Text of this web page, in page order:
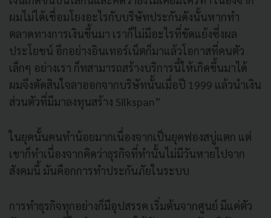
ผมไม่ได้เชื่อมโยงอะไรกับบริษัทประกันดังนั้นหากทำ
ตลาดทางการเงินขึ้นมา เราก็ไม่มีอะไรที่ขัดแย้งซึ่งผล
ประโยชน์ อีกอย่างอินเทอร์เน็ตก็มาแล้วโอกาสที่คนตัว
เล็กๆ อย่างเรา ก็ทสามารถสร้างบริการนี้ให้เกิดขึ้นมาได้
ผมจึงตัดสินใจลาออกจากบริษัทนั้นเมื่อปี 1999 แล้วนำเงิน
ส่วนตัวที่มีมาลงทุนสร้าง Silkspan”
ในยุคนั้นคนทำน้อยมากเนื่องจากเป็นยุคฟองสบู่แตก แต่
เขาก็ทำเนื่องจากคิดว่าธุรกิจที่ทำนั้นไม่มีวันหายไปจาก
สังคมนี้ มันคือกการทำประกันภัยในระบบ
การทำธุรกิจทุกอย่างก็มีอุปสรรค เริ่มต้นจากศูนย์ มีแค่ตัว